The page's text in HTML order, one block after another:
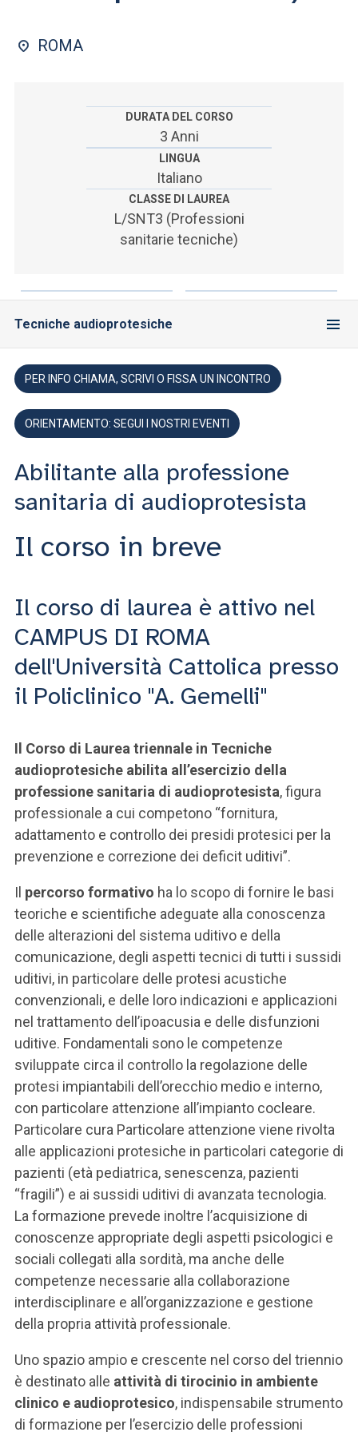
SEI UN DOCENTE O UN MEMBRO DELLO STAFF
ROMA
DURATA DEL CORSO
3 Anni
LINGUA
Italiano
CLASSE DI LAUREA
L/SNT3 (Professioni
sanitarie tecniche)
Tecniche audioprotesiche
PER INFO CHIAMA, SCRIVI O FISSA UN INCONTRO
ORIENTAMENTO: SEGUI I NOSTRI EVENTI
Abilitante alla professione
sanitaria di audioprotesista
Il corso in breve
Il corso di laurea è attivo nel
CAMPUS DI ROMA
dell'Università Cattolica presso
il Policlinico "A. Gemelli"
Il Corso di Laurea triennale in Tecniche
audioprotesiche abilita all’esercizio della
professione sanitaria di audioprotesista, figura
professionale a cui competono “fornitura,
adattamento e controllo dei presidi protesici per la
prevenzione e correzione dei deficit uditivi”.
Il percorso formativo ha lo scopo di fornire le basi
teoriche e scientifiche adeguate alla conoscenza
delle alterazioni del sistema uditivo e della
comunicazione, degli aspetti tecnici di tutti i sussidi
uditivi, in particolare delle protesi acustiche
convenzionali, e delle loro indicazioni e applicazioni
nel trattamento dell’ipoacusia e delle disfunzioni
uditive. Fondamentali sono le competenze
sviluppate circa il controllo la regolazione delle
protesi impiantabili dell’orecchio medio e interno,
con particolare attenzione all’impianto cocleare.
Particolare cura Particolare attenzione viene rivolta
alle applicazioni protesiche in particolari categorie di
pazienti (età pediatrica, senescenza, pazienti
“fragili”) e ai sussidi uditivi di avanzata tecnologia.
La formazione prevede inoltre l’acquisizione di
conoscenze appropriate degli aspetti psicologici e
sociali collegati alla sordità, ma anche delle
competenze necessarie alla collaborazione
interdisciplinare e all’organizzazione e gestione
della propria attività professionale.
Uno spazio ampio e crescente nel corso del triennio
è destinato alle attività di tirocinio in ambiente
clinico e audioprotesico, indispensabile strumento
di formazione per l’esercizio delle professioni